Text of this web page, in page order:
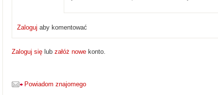
Zalogujaby komentować
Zaloguj się lub załóż nowe konto.
Powiadom znajomego